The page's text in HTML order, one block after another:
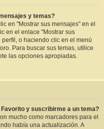
y temas?
en "Mostrar sus mensajes" en el
en el enlace "Mostrar sus
o haciendo clic en el menú
Para buscar sus temas, utilice
las opciones apropiadas.
y suscribirme a un tema?
mucho como marcadores para el
había una actualización. A